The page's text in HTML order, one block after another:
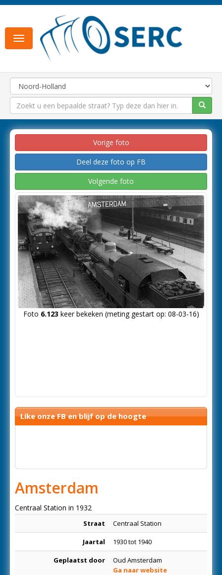
Toggle
navigation
Vorige foto
Deel deze foto op FB
Volgende foto
Foto 6.123 keer bekeken (meting gestart op: 08-03-16)
Like onze FB en blijf op de hoogte
Amsterdam
Centraal Station in 1932
Straat Centraal Station
Jaartal 1930 tot 1940
Geplaatst door
Oud Amsterdam
Ga naar website